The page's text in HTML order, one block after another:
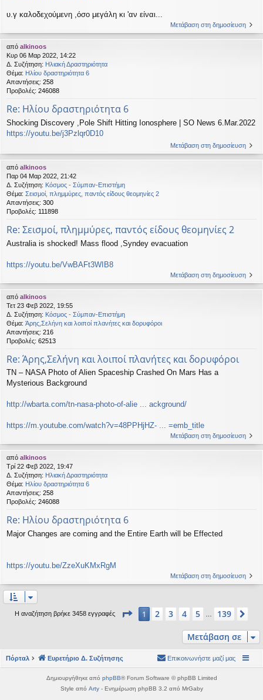
υ.γ καλοδεχούμενη ,όσο μεγάλη κι 'αν είναι...
Μετάβαση στη δημοσίευση
από alkinoos
Κυρ 06 Μαρ 2022, 14:22
Δ. Συζήτηση: Ηλιακή Δραστηριότητα
Θέμα: Ηλίου δραστηριότητα 6
Απαντήσεις: 258
Προβολές: 246088
Re: Ηλίου δραστηριότητα 6
Shocking Discovery ,Pole Shift Hitting Ionosphere | SO News 6.Mar.2022
https://youtu.be/j3Pzlqr0D10
Μετάβαση στη δημοσίευση
από alkinoos
Παρ 04 Μαρ 2022, 21:42
Δ. Συζήτηση: Κόσμος - Σύμπαν-Επιστήμη
Θέμα: Σεισμοί, πλημμύρες, παντός είδους θεομηνίες 2
Απαντήσεις: 300
Προβολές: 111898
Re: Σεισμοί, πλημμύρες, παντός είδους θεομηνίες 2
Australia is shocked! Mass flood ,Syndey evacuation
https://youtu.be/VwBAFt3WIB8
Μετάβαση στη δημοσίευση
από alkinoos
Τετ 23 Φεβ 2022, 19:55
Δ. Συζήτηση: Κόσμος - Σύμπαν-Επιστήμη
Θέμα: Άρης,Σελήνη και λοιποί πλανήτες και δορυφόροι
Απαντήσεις: 216
Προβολές: 62513
Re: Άρης,Σελήνη και λοιποί πλανήτες και δορυφόροι
TN – NASA Photo of Alien Spaceship Crashed On Mars Has a
Mysterious Background
http://wbarta.com/tn-nasa-photo-of-alie ... ackground/
https://m.youtube.com/watch?v=48PPHjHZ- ... =emb_title
Μετάβαση στη δημοσίευση
από alkinoos
Τρί 22 Φεβ 2022, 19:47
Δ. Συζήτηση: Ηλιακή Δραστηριότητα
Θέμα: Ηλίου δραστηριότητα 6
Απαντήσεις: 258
Προβολές: 246088
Re: Ηλίου δραστηριότητα 6
Major Changes are coming and the Entire Earth will be Effected
https://youtu.be/ZzeXuKMxRgM
Μετάβαση στη δημοσίευση
Η αναζήτηση βρήκε 3458 εγγραφές Σελίδα από 139
1 2 3 4 5 139
Μετάβαση σε
Πόρταλ Ευρετήριο Δ. Συζήτησης Επικοινωνήστε μαζί μας
Δημιουργήθηκε από phpBB® Forum Software © phpBB Limited
Style από Arty- Ενημέρωση phpBB 3.2 από MrGaby